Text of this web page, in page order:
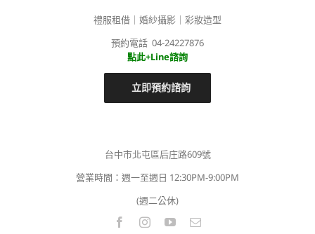
禮服租借｜婚紗攝影｜彩妝造型
預約電話 04-24227876
點此+Line諮詢
立即預約諮詢
台中市北屯區后庄路609號
營業時間：週一至週日 12:30PM-9:00PM
(週二公休)